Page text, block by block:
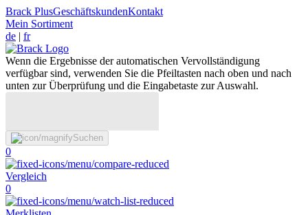
Brack PlusGeschäftskundenKontakt
Mein Sortiment
de | fr
Wenn die Ergebnisse der automatischen Vervollständigung
verfügbar sind, verwenden Sie die Pfeiltasten nach oben und nach
unten zur Überprüfung und die Eingabetaste zur Auswahl.
Suchen
0
Vergleich
0